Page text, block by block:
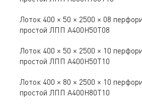
Лоток 400 × 50 × 2500 × 08
простой ЛПП A400Н50Т08
Лоток 400 × 50 × 2500 × 10
простой ЛПП A400Н50Т10
Лоток 400 × 80 × 2500 × 10
простой ЛПП A400Н80Т10